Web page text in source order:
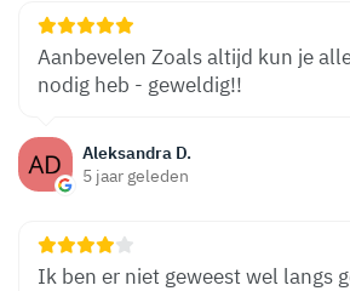
Aleksandra D.
5 jaar geleden
Aanbevelen Zoals altijd kun je
nodig heb - geweldig!!
Ik ben er niet geweest wel langs